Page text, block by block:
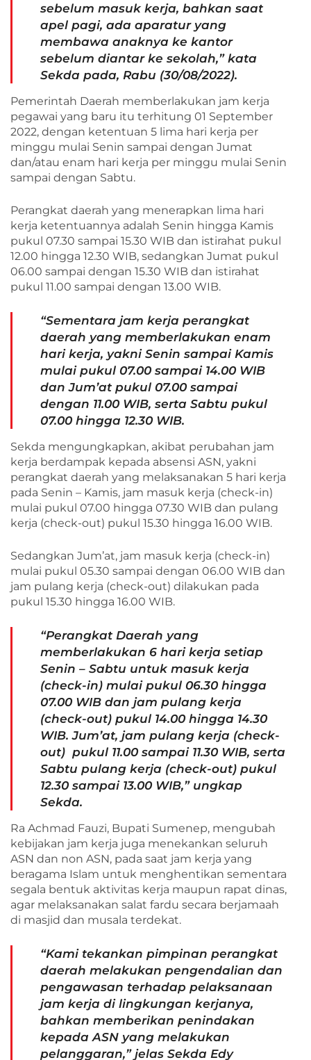
sebelum masuk kerja, bahkan saat
apel pagi, ada aparatur yang
membawa anaknya ke kantor
sebelum diantar ke sekolah,” kata
Sekda pada, Rabu (30/08/2022).
Pemerintah Daerah memberlakukan jam kerja
pegawai yang baru itu terhitung 01 September
2022, dengan ketentuan 5 lima hari kerja per
minggu mulai Senin sampai dengan Jumat
dan/atau enam hari kerja per minggu mulai Senin
sampai dengan Sabtu.
Perangkat daerah yang menerapkan lima hari
kerja ketentuannya adalah Senin hingga Kamis
pukul 07.30 sampai 15.30 WIB dan istirahat pukul
12.00 hingga 12.30 WIB, sedangkan Jumat pukul
06.00 sampai dengan 15.30 WIB dan istirahat
pukul 11.00 sampai dengan 13.00 WIB.
“Sementara jam kerja perangkat
daerah yang memberlakukan enam
hari kerja, yakni Senin sampai Kamis
mulai pukul 07.00 sampai 14.00 WIB
dan Jum’at pukul 07.00 sampai
dengan 11.00 WIB, serta Sabtu pukul
07.00 hingga 12.30 WIB.
Sekda mengungkapkan, akibat perubahan jam
kerja berdampak kepada absensi ASN, yakni
perangkat daerah yang melaksanakan 5 hari kerja
pada Senin – Kamis, jam masuk kerja (check-in)
mulai pukul 07.00 hingga 07.30 WIB dan pulang
kerja (check-out) pukul 15.30 hingga 16.00 WIB.
Sedangkan Jum’at, jam masuk kerja (check-in)
mulai pukul 05.30 sampai dengan 06.00 WIB dan
jam pulang kerja (check-out) dilakukan pada
pukul 15.30 hingga 16.00 WIB.
“Perangkat Daerah yang
memberlakukan 6 hari kerja setiap
Senin – Sabtu untuk masuk kerja
(check-in) mulai pukul 06.30 hingga
07.00 WIB dan jam pulang kerja
(check-out) pukul 14.00 hingga 14.30
WIB. Jum’at, jam pulang kerja (check-
out) pukul 11.00 sampai 11.30 WIB, serta
Sabtu pulang kerja (check-out) pukul
12.30 sampai 13.00 WIB,” ungkap
Sekda.
Ra Achmad Fauzi, Bupati Sumenep, mengubah
kebijakan jam kerja juga menekankan seluruh
ASN dan non ASN, pada saat jam kerja yang
beragama Islam untuk menghentikan sementara
segala bentuk aktivitas kerja maupun rapat dinas,
agar melaksanakan salat fardu secara berjamaah
di masjid dan musala terdekat.
“Kami tekankan pimpinan perangkat
daerah melakukan pengendalian dan
pengawasan terhadap pelaksanaan
jam kerja di lingkungan kerjanya,
bahkan memberikan penindakan
kepada ASN yang melakukan
pelanggaran,” jelas Sekda Edy